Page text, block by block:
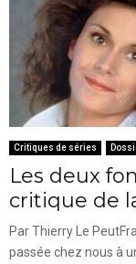
Critiques de séries
Les deux
critique de
Par Thierry Le
passée chez nous à